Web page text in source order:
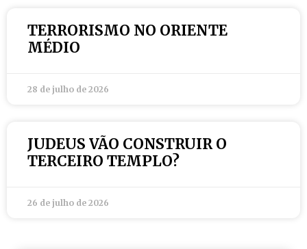
TERRORISMO NO ORIENTE
MÉDIO
28 de julho de 2026
JUDEUS VÃO CONSTRUIR O
TERCEIRO TEMPLO?
26 de julho de 2026